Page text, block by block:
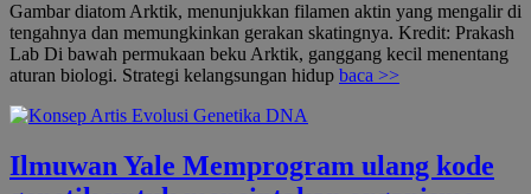
Gambar diatom Arktik, menunjukkan filamen aktin yang mengalir di
tengahnya dan memungkinkan gerakan skatingnya. Kredit: Prakash
Lab Di bawah permukaan beku Arktik, ganggang kecil menentang
aturan biologi. Strategi kelangsungan hidup baca >>
Ilmuwan Yale Memprogram ulang kode